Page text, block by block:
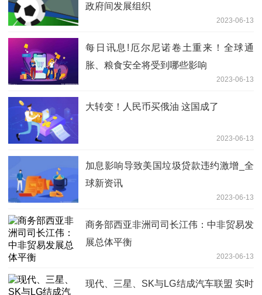
政府间发展组织
2023-06-13
每日讯息!厄尔尼诺卷土重来！全球通
胀、粮食安全将受到哪些影响
2023-06-13
大转变！人民币买俄油 这国成了
2023-06-13
加息影响导致美国垃圾贷款违约激增_全
球新资讯
2023-06-13
商务部西亚非洲司司长江伟：中非贸易发
展总体平衡
2023-06-13
现代、三星、SK与LG结成汽车联盟 实时